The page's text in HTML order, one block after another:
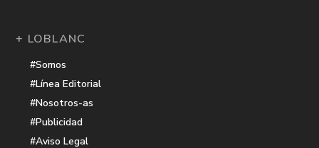
+ LOBLANC
#Somos
#Línea Editorial
#Nosotros-as
#Publicidad
#Aviso Legal